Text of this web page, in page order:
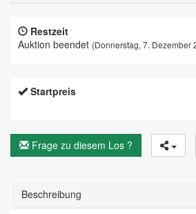
Restzeit
Auktion beendet (Donnerstag, 7. Dezember
Startpreis
Frage zu diesem Los ?
Beschreibung